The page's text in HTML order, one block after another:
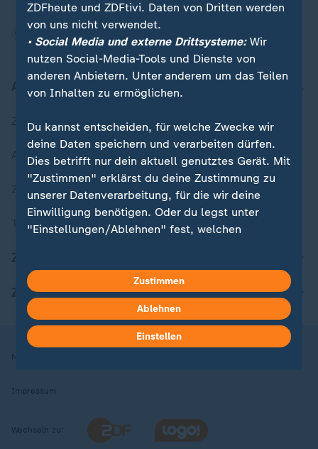
Aktuell bei ZDFheute
Zuletzt veröffentlicht
Aktuelle Sendungs-Videos
ZDFheute Stories
Themen im Überblick
ZDFheute Apps
Nutzungsbedingungen
Impressum
Wechseln zu:
ZDFheute und ZDFtivi. Daten von Dritten werden
von uns nicht verwendet.
• Social Media und externe Drittsysteme:Wir
nutzen Social-Media-Tools und Dienste von
anderen Anbietern. Unter anderem um das Teilen
von Inhalten zu ermöglichen.
Du kannst entscheiden, für welche Zwecke wir
deine Daten speichern und verarbeiten dürfen.
Dies betrifft nur dein aktuell genutztes Gerät. Mit
"Zustimmen" erklärst du deine Zustimmung zu
unserer Datenverarbeitung, für die wir deine
Einwilligung benötigen. Oder du legst unter
"Einstellungen/Ablehnen" fest, welchen
kannst du jederzeit mit Wirkung für die Zukunft
in deinen Einstellungen widerrufen oder ändern.
Hier findest du das Impressum.
Weitere Informationen findest du in unserer
Zustimmen
Ablehnen
Einstellen